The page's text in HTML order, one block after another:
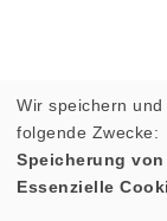
Wir speichern
folgende Zwecke:
Speicherung
Essenzielle